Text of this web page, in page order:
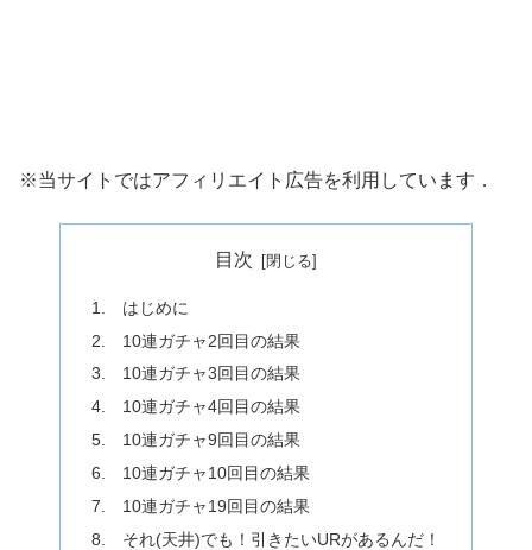
※当サイトではアフィリエイト広告を利用しています．
目次
1. はじめに
2. 10連ガチャ2回目の結果
3. 10連ガチャ3回目の結果
4. 10連ガチャ4回目の結果
5. 10連ガチャ9回目の結果
6. 10連ガチャ10回目の結果
7. 10連ガチャ19回目の結果
8. それ(天井)でも！引きたいURがあるんだ！